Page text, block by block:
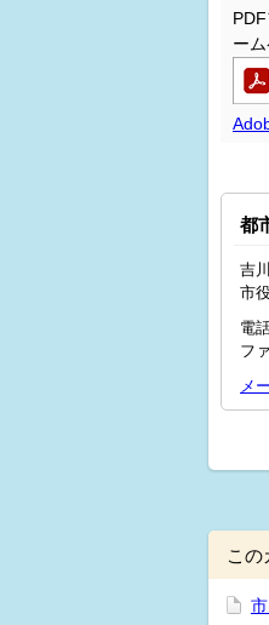
ー
都
吉
市
電
フ
メ
この